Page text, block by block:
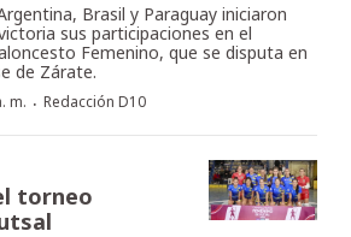
Brasil y Paraguay iniciaron
sus participaciones en el
Femenino, que se disputa en
de Zárate.
m. · Redacción D10
torneo